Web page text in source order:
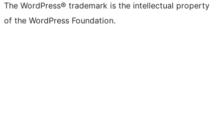
The WordPress® trademark is the intellectual property
of the WordPress Foundation.